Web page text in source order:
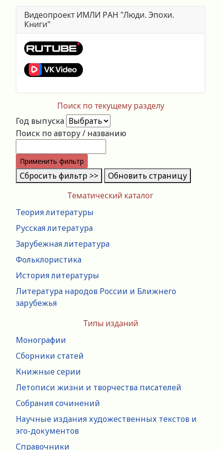
Тематический каталог
Теория литературы
Русская литература
Зарубежная литература
Фольклористика
История литературы
Литература народов России и Ближнего
зарубежья
Типы изданий
Монографии
Сборники статей
Книжные серии
Летописи жизни и творчества писателей
Собрания сочинений
Научные издания художественных текстов и
эго-документов
Справочники
Видеопроект ИМЛИ РАН "Люди. Эпохи.
Книги"
Поиск по текущему разделу
Год выпуска
Поиск по автору / названию
Применить фильтр
Сбросить фильтр >> Обновить страницу